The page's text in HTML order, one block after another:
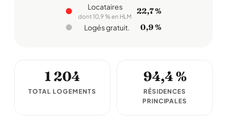
Locataires
dont 10,9 % en HLM
22,7 %
Logés gratuit. 0,9 %
1 204
TOTAL LOGEMENTS
94,4 %
RÉSIDENCES
PRINCIPALES